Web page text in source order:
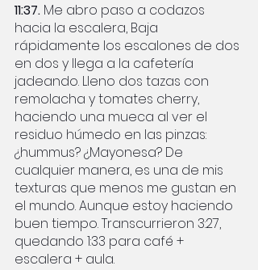
11:37. Me abro paso a codazos
hacia la escalera, Baja
rápidamente los escalones de dos
en dos y llega a la cafetería
jadeando. Lleno dos tazas con
remolacha y tomates cherry,
haciendo una mueca al ver el
residuo húmedo en las pinzas:
¿hummus? ¿Mayonesa? De
cualquier manera, es una de mis
texturas que menos me gustan en
el mundo. Aunque estoy haciendo
buen tiempo. Transcurrieron 3:27,
quedando 1:33 para café +
escalera + aula.